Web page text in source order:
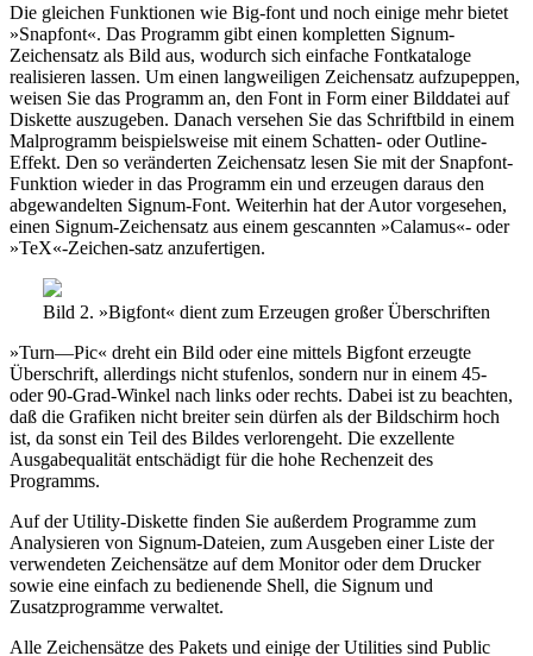
Die gleichen Funktionen wie Big-font und noch einige mehr bietet
»Snapfont«. Das Programm gibt einen kompletten Signum-
Zeichensatz als Bild aus, wodurch sich einfache Fontkataloge
realisieren lassen. Um einen langweiligen Zeichensatz aufzupeppen,
weisen Sie das Programm an, den Font in Form einer Bilddatei auf
Diskette auszugeben. Danach versehen Sie das Schriftbild in einem
Malprogramm beispielsweise mit einem Schatten- oder Outline-
Effekt. Den so veränderten Zeichensatz lesen Sie mit der Snapfont-
Funktion wieder in das Programm ein und erzeugen daraus den
abgewandelten Signum-Font. Weiterhin hat der Autor vorgesehen,
einen Signum-Zeichensatz aus einem gescannten »Calamus«- oder
»TeX«-Zeichen-satz anzufertigen.
Bild 2. »Bigfont« dient zum Erzeugen großer Überschriften
»Turn—Pic« dreht ein Bild oder eine mittels Bigfont erzeugte
Überschrift, allerdings nicht stufenlos, sondern nur in einem 45-
oder 90-Grad-Winkel nach links oder rechts. Dabei ist zu beachten,
daß die Grafiken nicht breiter sein dürfen als der Bildschirm hoch
ist, da sonst ein Teil des Bildes verlorengeht. Die exzellente
Ausgabequalität entschädigt für die hohe Rechenzeit des
Programms.
Auf der Utility-Diskette finden Sie außerdem Programme zum
Analysieren von Signum-Dateien, zum Ausgeben einer Liste der
verwendeten Zeichensätze auf dem Monitor oder dem Drucker
sowie eine einfach zu bedienende Shell, die Signum und
Zusatzprogramme verwaltet.
Alle Zeichensätze des Pakets und einige der Utilities sind Public